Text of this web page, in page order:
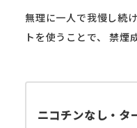
無理に一人で我慢し続
トを使うことで、 禁煙
ニコチンなし・タ